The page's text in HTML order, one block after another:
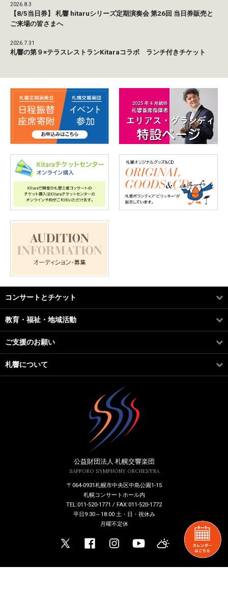
2026.8.3
【8/5当日券】 札響 hitaruシリーズ定期演奏会 第26回 当日券販売と
ご来場の皆さまへ
2026.7.31
札響の第９×テラスレストランKitaraコラボ ランチ付きチケット
コンサートとチケット
教育・福祉・地域活動
ご支援のお願い
札響について
公益財団法人 札幌交響楽団
SAPPORO SYMPHONY ORCHESTRA
〒064-0931札幌市中央区中島公園1-15
札幌コンサートホール内
TEL:011-520-1771 / FAX:011-520-1772
平日9:30～18:00 土・日・祝休み
月曜不定休